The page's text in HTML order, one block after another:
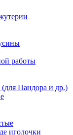
работы
Пандора и др.)
иголочки